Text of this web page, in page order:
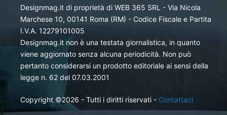
Designmag.it di proprietà di WEB 365 SRL - Via Nicola
Marchese 10, 00141 Roma (RM) - Codice Fiscale e Partita
I.V.A. 12279101005
Designmag.it non è una testata giornalistica, in quanto
viene aggiornato senza alcuna periodicità. Non può
pertanto considerarsi un prodotto editoriale ai sensi della
legge n. 62 del 07.03.2001
Copyright ©2026 - Tutti i diritti riservati - Contattaci